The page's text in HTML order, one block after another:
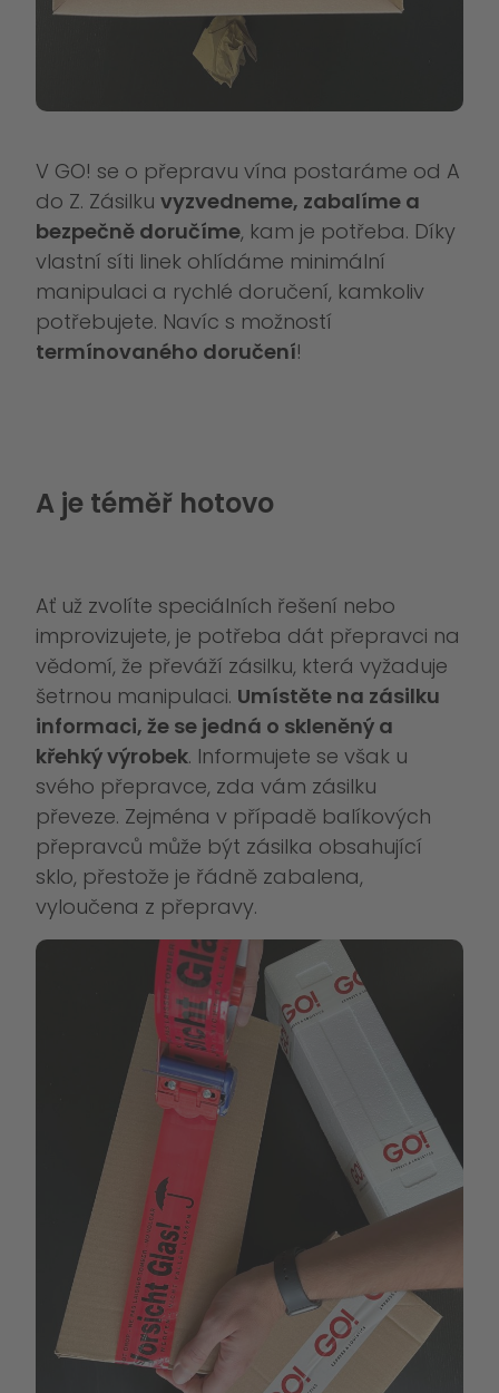
V GO! se o přepravu vína postaráme od A
do Z. Zásilku vyzvedneme, zabalíme a
bezpečně doručíme, kam je potřeba. Díky
vlastní síti linek ohlídáme minimální
manipulaci a rychlé doručení, kamkoliv
potřebujete. Navíc s možností
termínovaného doručení!
A je téměř hotovo
Ať už zvolíte speciálních řešení nebo
improvizujete, je potřeba dát přepravci na
vědomí, že převáží zásilku, která vyžaduje
šetrnou manipulaci. Umístěte na zásilku
informaci, že se jedná o skleněný a
křehký výrobek. Informujete se však u
svého přepravce, zda vám zásilku
převeze. Zejména v případě balíkových
přepravců může být zásilka obsahující
sklo, přestože je řádně zabalena,
vyloučena z přepravy.